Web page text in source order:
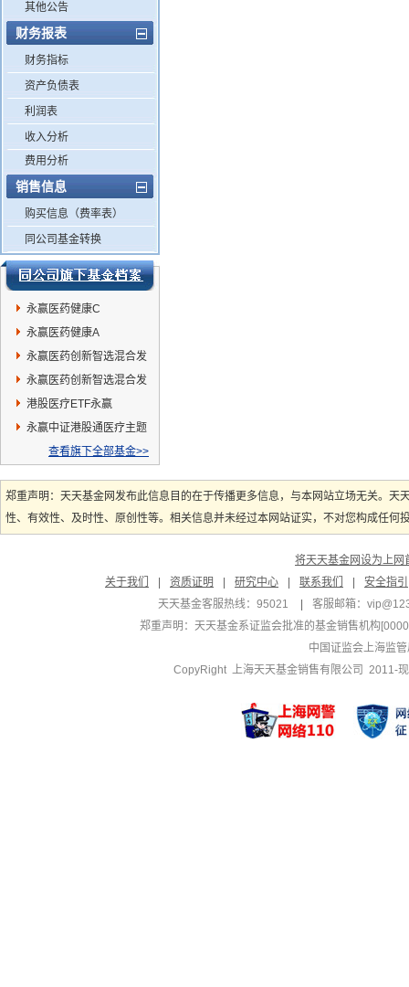
其他公告
财务报表
财务指标
资产负债表
利润表
收入分析
费用分析
销售信息
购买信息（费率表）
同公司基金转换
永赢医药健康C
永赢医药健康A
永赢医药创新智选混合发
起C
永赢医药创新智选混合发
起A
港股医疗ETF永赢
永赢中证港股通医疗主题
ETF发起联接C
查看旗下全部基金>>
郑重声明：天天基金网发布此信息目的在于传播更多信息，与本网站立场无关。
性、有效性、及时性、原创性等。相关信息并未经过本网站证实，不对您构成任
将天天基金网设为上网
关于我们
资质证明 研究中心 联系我们
安全指引
天天基金客服热线：95021
客服邮箱：
郑重声明：天天基金系证监会批准的基金销售机构
中国证监会上海监
CopyRight 上海天天基金销售有限公司 2011-